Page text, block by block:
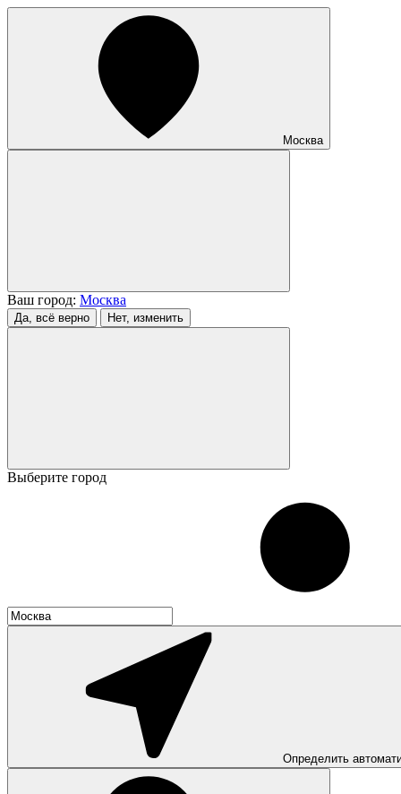
Москва
Ваш город: Москва
Да, всё верно Нет, изменить
Выберите город
Определить